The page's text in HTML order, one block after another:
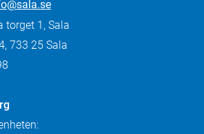
torget 1, Sala
733 25 Sala